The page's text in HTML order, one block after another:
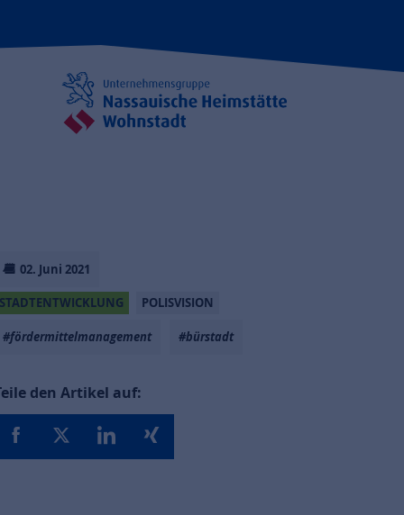
02. Juni 2021
STADTENTWICKLUNG POLISVISION
#fördermittelmanagement #bürstadt
den Artikel auf: